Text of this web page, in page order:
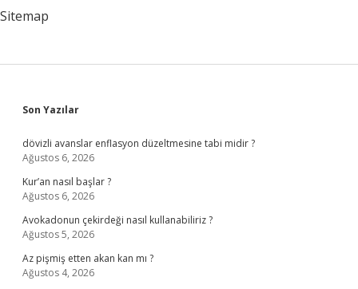
Sitemap
Sidebar
Son Yazılar
dövizli avanslar enflasyon düzeltmesine tabi midir ?
Ağustos 6, 2026
Kur’an nasıl başlar ?
Ağustos 6, 2026
Avokadonun çekirdeği nasıl kullanabiliriz ?
Ağustos 5, 2026
Az pişmiş etten akan kan mı ?
Ağustos 4, 2026